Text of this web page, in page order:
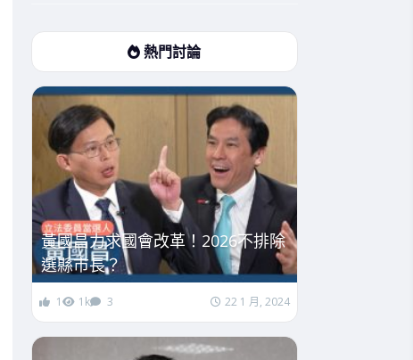
熱門討論
黃國昌力求國會改革！2026不排除
選縣市長？
1 1k 3 22 1 月, 2024